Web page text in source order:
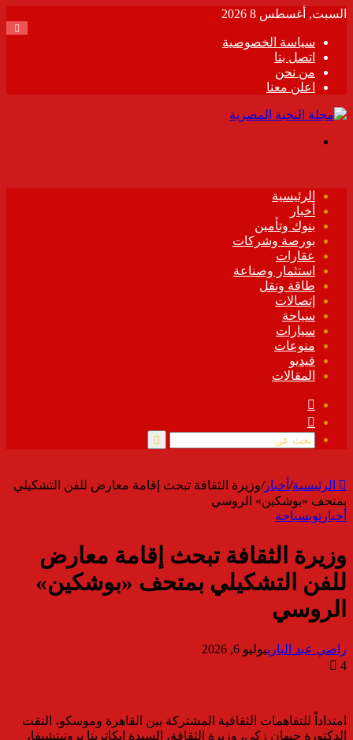
السبت, أغسطس 8 2026
سياسة الخصوصية
اتصل بنا
من نحن
اعلن معنا
الرئيسية
أخبار
بنوك وتأمين
بورصة وشركات
عقارات
استثمار وصناعة
طاقة ونقل
إتصالات
سياحة
سيارات
منوعات
فيديو
المقالات
الموقع
RSS
بحث
الرئيسية/ أخبار/وزيرة الثقافة تبحث إقامة معارض للفن التشكيلي
بمتحف «بوشكين» الروسي
أخبار توبسياحة
وزيرة الثقافة تبحث إقامة معارض
للفن التشكيلي بمتحف «بوشكين»
الروسي
راضي عبد البارييوليو 6, 2026
4
​امتداداً للتفاهمات الثقافية المشتركة بين القاهرة وموسكو، التقت
الدكتورة جيهان زكي، وزيرة الثقافة، السيدة إيكاترينا برونيتشيفا،